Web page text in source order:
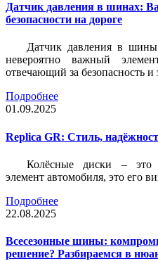
Датчик давления в шинах:
безопасности на дороге
Датчик давления в
невероятно важный
отвечающий за безопасность
Подробнее
01.09.2025
Replica GR: Стиль,
Колёсные диски – это
элемент автомобиля, это его
Подробнее
22.08.2025
Всесезонные шины:
решение? Разбираемся в